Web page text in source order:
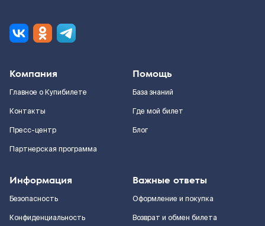
Компания
Главное о Купибилете
Контакты
Пресс-центр
Партнерская программа
Помощь
База знаний
Где мой билет
Блог
Информация
Безопасность
Конфиденциальность
Важные ответы
Оформление и покупка
Возврат и обмен билета